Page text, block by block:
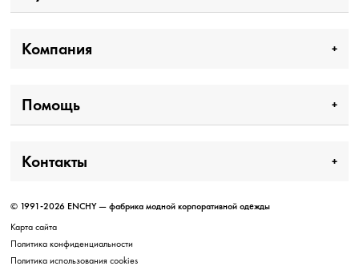
Компания
Помощь
Контакты
© 1991-2026 ENCHY — фабрика модной корпоративной одежды
Карта сайта
Политика конфиденциальности
Политика использования cookies